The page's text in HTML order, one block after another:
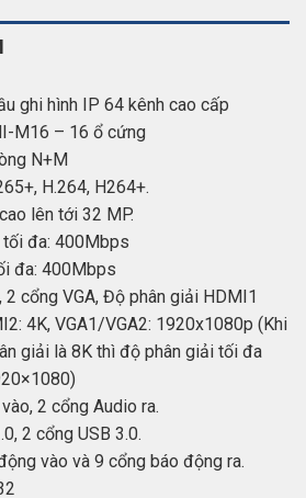
ghi hình IP 64 kênh cao cấp
M16 – 16 ổ cứng
N+M
H.264, H264+.
lên tới 32 MP.
đa: 400Mbps
đa: 400Mbps
cổng VGA, Độ phân giải HDMI1
4K, VGA1/VGA2: 1920x1080p (Khi
giải là 8K thì độ phân giải tối đa
2 cổng Audio ra.
2 cổng USB 3.0.
vào và 9 cổng báo động ra.